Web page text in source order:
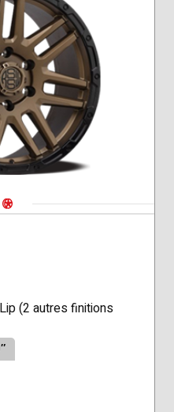
1
Navigate 2
(2 autres finitions